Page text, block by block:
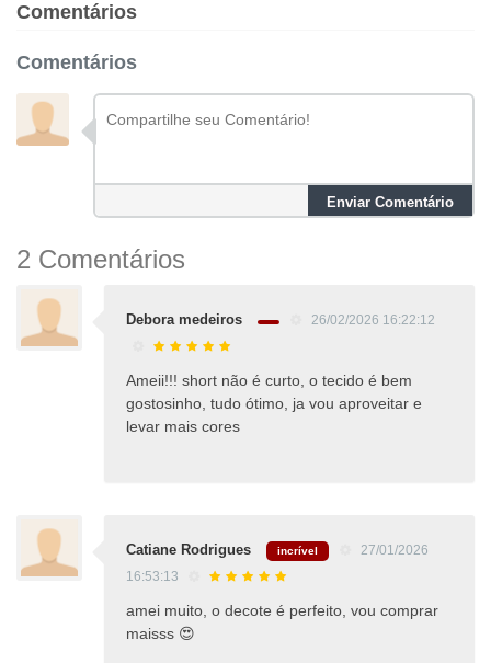
Comentários
Comentários
Enviar Comentário
2 Comentários
Debora medeiros 26/02/2026 16:22:12
Ameii!!! short não é curto, o tecido é bem
gostosinho, tudo ótimo, ja vou aproveitar e
levar mais cores
Catiane Rodrigues incrível
27/01/2026
16:53:13
amei muito, o decote é perfeito, vou comprar
maisss 😍